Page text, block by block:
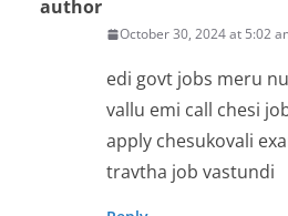
author
October 30, 2024 at 5:02
edi govt jobs meru
vallu emi call chesi
apply chesukovali
travtha job vastundi